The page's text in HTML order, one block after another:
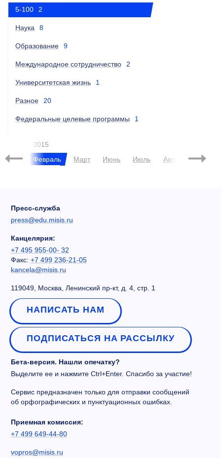
5-100 2
Наука 8
Образование 9
Международное сотрудничество 2
Университетская жизнь 1
Разное 20
Федеральные целевые программы 1
2015
Февраль
Март Июнь Июль Август
Пресс-служба
press@edu.misis.ru
Канцелярия:
+7 495 955-00- 32
Факс: +7 499 236-21-05
kancela@misis.ru
119049, Москва, Ленинский пр-кт, д. 4, стр. 1
НАПИСАТЬ НАМ
ПОДПИСАТЬСЯ НА РАССЫЛКУ
Бета-версия. Нашли опечатку?
Выделите ее и нажмите Ctrl+Enter. Спасибо за участие!
Сервис предназначен только для отправки сообщений
об орфографических и пунктуационных ошибках.
Приемная комиссия:
+7 499 649-44-80
vopros@misis.ru